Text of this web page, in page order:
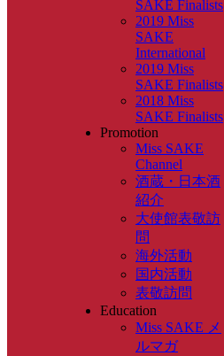
SAKE Finalists
2019 Miss
SAKE
International
2019 Miss
SAKE Finalists
2018 Miss
SAKE Finalists
Promotion
Miss SAKE
Channel
酒蔵・日本酒
紹介
大使館表敬訪
問
海外活動
国内活動
表敬訪問
Education
Miss SAKE メ
ルマガ